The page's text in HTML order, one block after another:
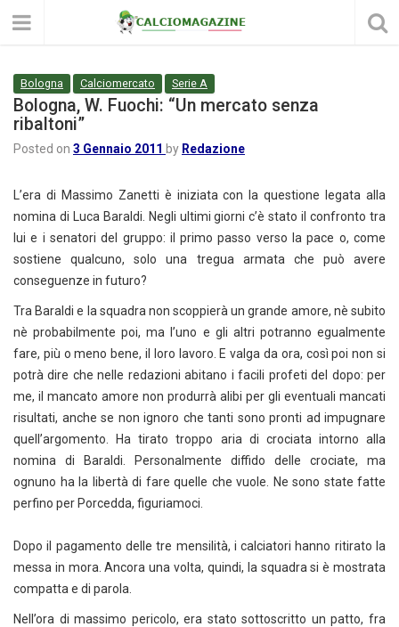
Bologna Calciomercato Serie A
Bologna, W. Fuochi: “Un mercato senza
ribaltoni”
Posted on 3 Gennaio 2011 by Redazione
L’era di Massimo Zanetti è iniziata con la questione legata alla
nomina di Luca Baraldi. Negli ultimi giorni c’è stato il confronto tra
lui e i senatori del gruppo: il primo passo verso la pace o, come
sostiene qualcuno, solo una tregua armata che può avere
conseguenze in futuro?
Tra Baraldi e la squadra non scoppierà un grande amore, nè subito
nè probabilmente poi, ma l’uno e gli altri potranno egualmente
fare, più o meno bene, il loro lavoro. E valga da ora, così poi non si
potrà dire che nelle redazioni abitano i facili profeti del dopo: per
me, il mancato amore non produrrà alibi per gli eventuali mancati
risultati, anche se non ignoro che tanti sono pronti ad impugnare
quell’argomento. Ha tirato troppo aria di crociata intorno alla
nomina di Baraldi. Personalmente diffido delle crociate, ma
ognuno ha la libertà di fare quelle che vuole. Ne sono state fatte
perfino per Porcedda, figuriamoci.
Dopo il pagamento delle tre mensilità, i calciatori hanno ritirato la
messa in mora. Ancora una volta, quindi, la squadra si è mostrata
compatta e di parola.
Nell’ora di massimo pericolo, era stato sottoscritto un patto, fra